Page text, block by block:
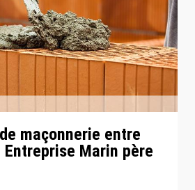
maçonnerie entre
Entreprise Marin père